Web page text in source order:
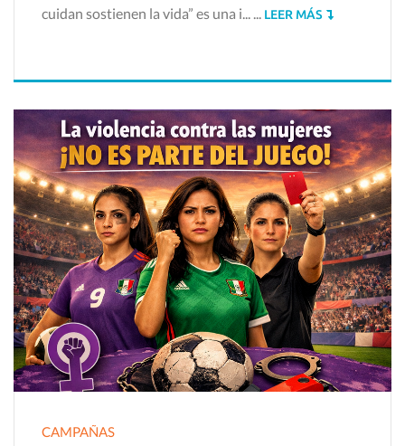
cuidan sostienen la vida” es una i... ... LEER MÁS
CAMPAÑAS